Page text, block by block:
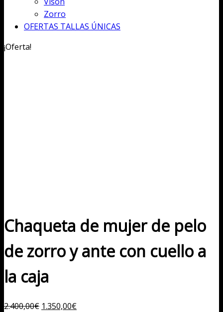
Zorro
OFERTAS TALLAS ÚNICAS
¡Oferta!
Chaqueta de mujer de pelo
de zorro y ante con cuello a
la caja
2.400,00€ El
1.350,00€El